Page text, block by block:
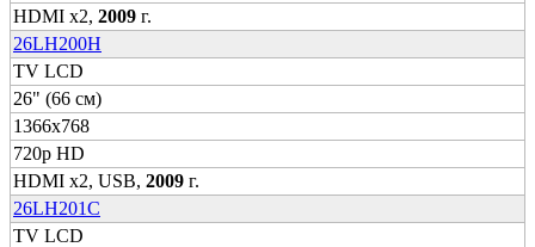
HDMI x2, 2009 г.
26LH200H
TV LCD
26" (66 см)
1366x768
720p HD
HDMI x2, USB, 2009 г.
26LH201C
TV LCD